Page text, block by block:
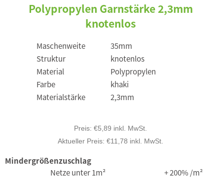
Polypropylen Garnstärke 2,3mm
knotenlos
Maschenweite
35mm
Struktur
knotenlos
Material
Polypropylen
Farbe
khaki
Materialstärke
2,3mm
Preis: €5,89 inkl. MwSt.
Aktueller Preis: €11,78 inkl. MwSt.
Mindergrößenzuschlag
Netze unter 1m²
+ 200% /m²